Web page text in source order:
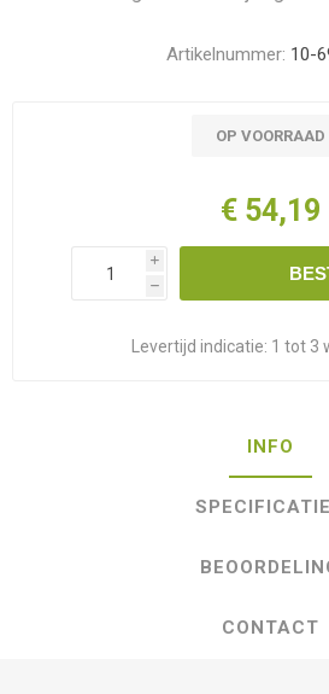
Artikelnummer: 10-
OP VOORRAAD
€ 54,19
i
h
Levertijd indicatie: 1 tot 3
INFO
CONTACT